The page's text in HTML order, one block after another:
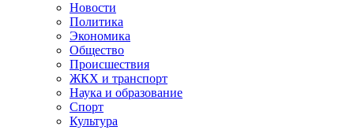
Новости
Политика
Экономика
Общество
Происшествия
ЖКХ и транспорт
Наука и образование
Спорт
Культура